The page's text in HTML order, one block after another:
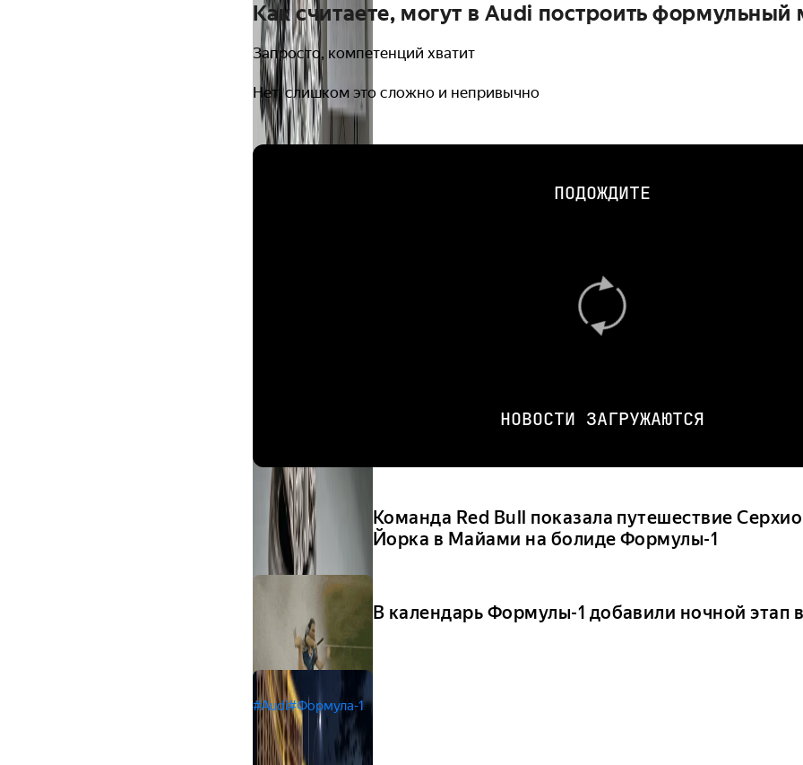
Как считаете, могут в Audi построить формульный
Запросто, компетенций хватит
Нет, слишком это сложно и непривычно
ПОДОЖДИТЕ
НОВОСТИ ЗАГРУЖАЮТСЯ
Команда Red Bull показала путешествие
Йорка в Майами на болиде Формулы-1
В календарь Формулы-1 добавили ночной этап
#Audi#Формула-1